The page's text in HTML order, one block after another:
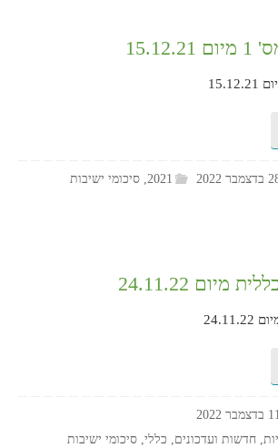
2022
2021
, סיכומי ישיבות
24.11.22
2022
, חדשות ועדכונים, כללי, סיכומי ישיבות